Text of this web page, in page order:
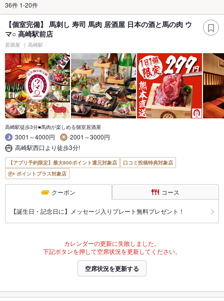
36件 1-20件
【個室完備】 馬刺し 寿司 馬肉 居酒屋 日本の酒と馬の肉 ウ
マ○ 高崎駅前店
居酒屋 高崎駅
高崎駅徒歩3分■馬肉が楽しめる個室居酒屋
3001～4000円
2001～3000円
高崎駅西口より徒歩3分!
【アプリ予約限定】最大800ポイント還元対象店
口コミ投稿特典対象店
ポイントプラス対象店
クーポン コース
【誕生日・記念日に】メッセージ入りプレート無料プレゼント！
カレンダーの更新に失敗しました。
下記ボタンを押して空席状況を更新してください。
空席状況を更新する